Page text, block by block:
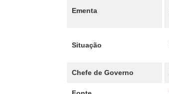
Ementa
Situação
Chefe de Governo